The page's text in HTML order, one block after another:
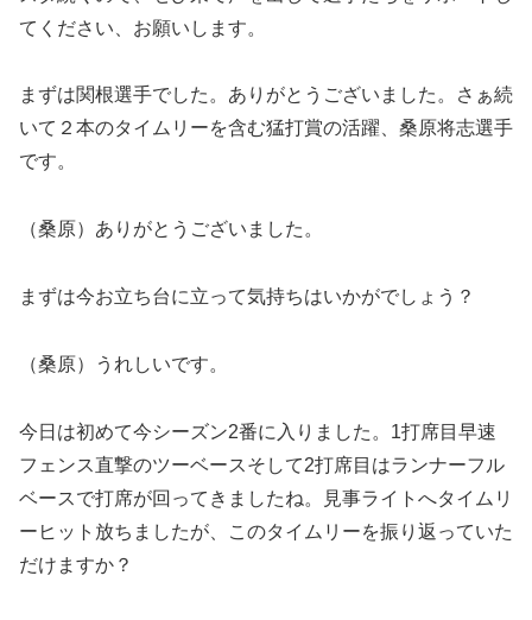
てください、お願いします。
まずは関根選手でした。ありがとうございました。さぁ続
いて２本のタイムリーを含む猛打賞の活躍、桑原将志選手
です。
（桑原）ありがとうございました。
まずは今お立ち台に立って気持ちはいかがでしょう？
（桑原）うれしいです。
今日は初めて今シーズン2番に入りました。1打席目早速
フェンス直撃のツーベースそして2打席目はランナーフル
ベースで打席が回ってきましたね。見事ライトへタイムリ
ーヒット放ちましたが、このタイムリーを振り返っていた
だけますか？